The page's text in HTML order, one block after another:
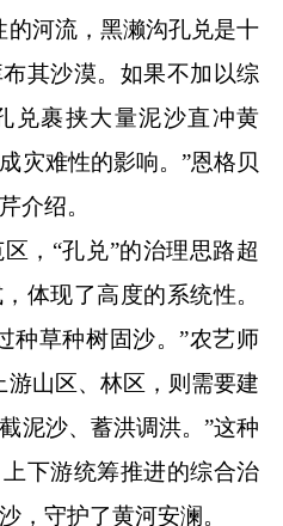
河流，黑濑沟孔兑是十
其沙漠。如果不加以综
兑裹挟大量泥沙直冲黄
灾难性的影响。”恩格贝
介绍。
“孔兑”的治理思路超
体现了高度的系统性。
种草种树固沙。”农艺师
游山区、林区，则需要建
泥沙、蓄洪调洪。”这种
下游统筹推进的综合治
，守护了黄河安澜。